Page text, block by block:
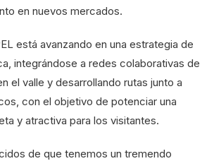
en nuevos mercados.
está avanzando en una estrategia de
integrándose a redes colaborativas de
el valle y desarrollando rutas junto a
con el objetivo de potenciar una
y atractiva para los visitantes.
de que tenemos un tremendo